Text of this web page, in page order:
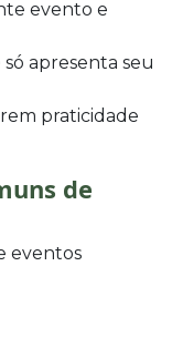
evento e
apresenta seu
praticidade
de
eventos